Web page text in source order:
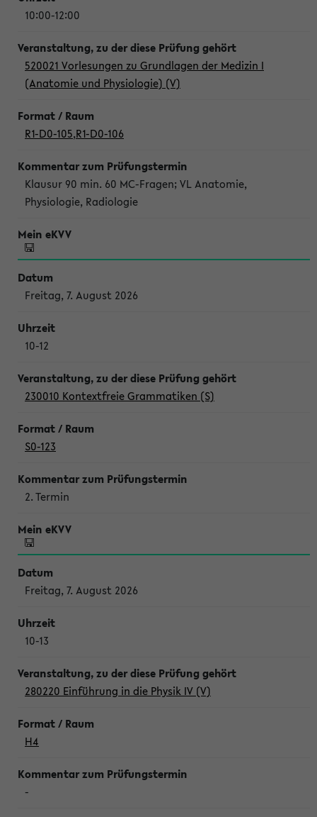
10:00-12:00
520021 Vorlesungen zu Grundlagen der Medizin I
(Anatomie und Physiologie) (V)
R1-D0-105,R1-D0-106
Klausur 90 min. 60 MC-Fragen; VL Anatomie,
Physiologie, Radiologie
Freitag, 7. August 2026
10-12
230010 Kontextfreie Grammatiken (S)
S0-123
2. Termin
Freitag, 7. August 2026
10-13
280220 Einführung in die Physik IV (V)
H4
-